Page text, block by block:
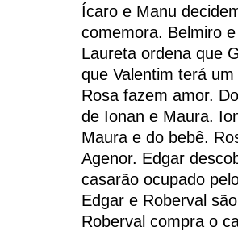
Ícaro e Manu
comemora. Belmiro
Laureta ordena que
que Valentim terá
Rosa fazem amor.
de Ionan e Maura.
Maura e do bebê.
Agenor. Edgar
casarão ocupado
Edgar e Roberval
Roberval compra o